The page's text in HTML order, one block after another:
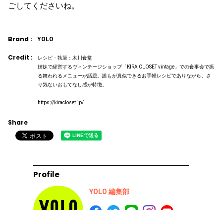
ごしてくださいね。
Brand : YOLO
Credit :
レシピ・執筆：木川食堂
姉妹で経営するヴィンテージショップ「KIRA CLOSET vintage」での食事会で振
る舞われるメニューが話題。誰もが真似できるお手軽レシピでありながら、さ
り気ないおもてなし感が特徴。
https://kiracloset.jp/
Share
Profile
YOLO 編集部